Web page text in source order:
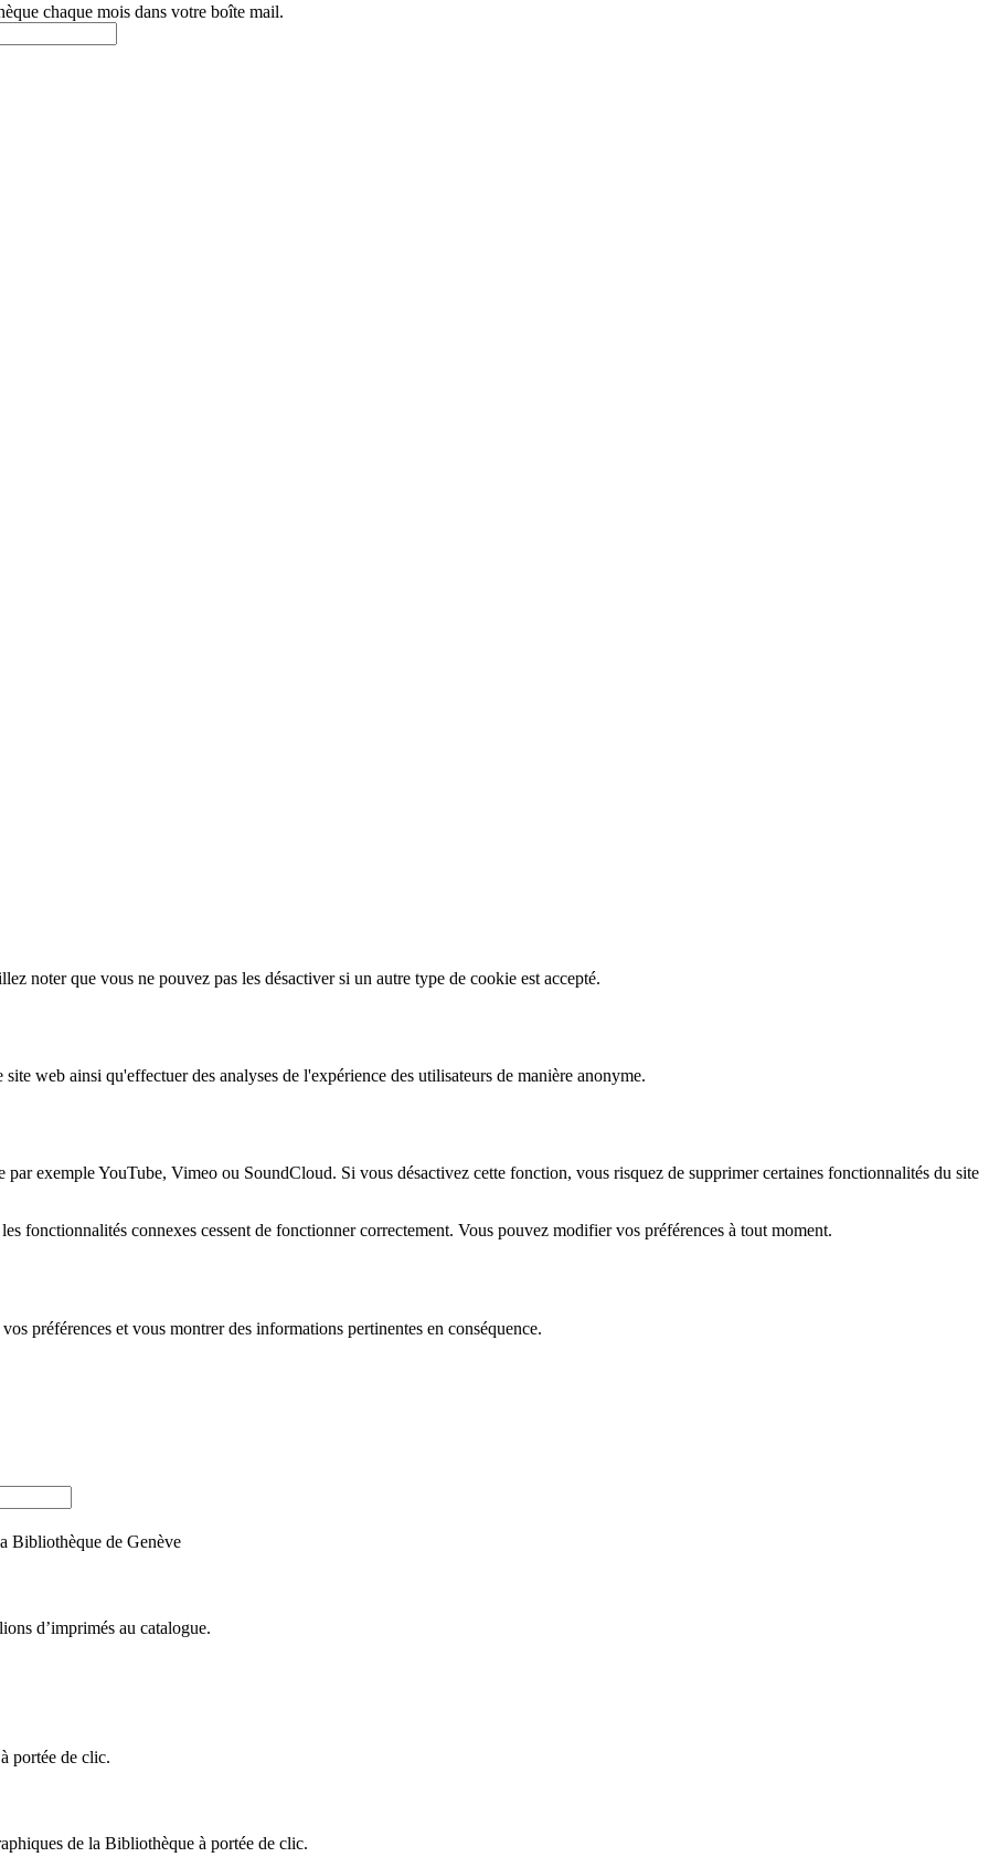
chaque mois dans votre boîte mail.
noter que vous ne pouvez pas les désactiver si un autre type de cookie est accepté.
web ainsi qu'effectuer des analyses de l'expérience des utilisateurs de manière anonyme.
exemple YouTube, Vimeo ou SoundCloud. Si vous désactivez cette fonction, vous risquez de supprimer certaines fonctionnalités du site
fonctionnalités connexes cessent de fonctionner correctement. Vous pouvez modifier vos préférences à tout moment.
préférences et vous montrer des informations pertinentes en conséquence.
Bibliothèque de Genève
d’imprimés au catalogue.
portée de clic.
de la Bibliothèque à portée de clic.